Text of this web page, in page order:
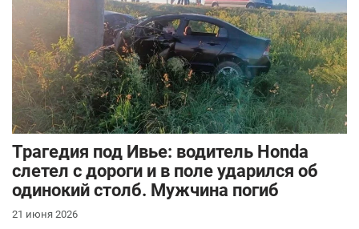
Трагедия под Ивье: водитель Honda
слетел с дороги и в поле ударился об
одинокий столб. Мужчина погиб
21 июня 2026